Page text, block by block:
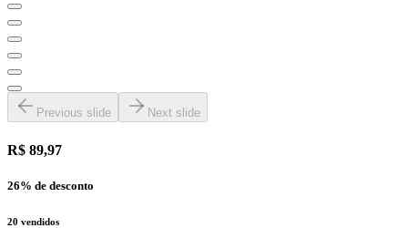
Previous slide Next slide
R$ 89,97
26% de desconto
20 vendidos